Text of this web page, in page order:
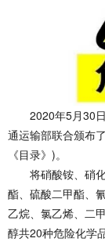
2020年5月30日
通运输部联合颁布
《目录》)。
将硝酸铵、硝化
酯、硫酸二甲酯、
乙烷、氯乙烯、二
醇共20种危险化学